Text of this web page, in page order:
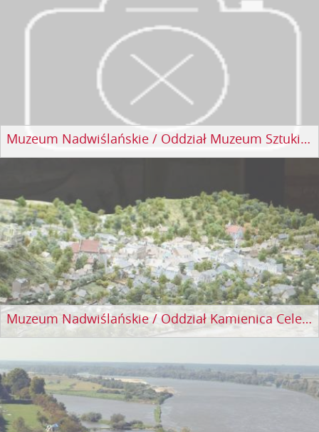
Muzeum Nadwiślańskie / Oddział Muzeum Sztuki Złotniczej
Muzeum Nadwiślańskie / Oddział Kamienica Celejowska